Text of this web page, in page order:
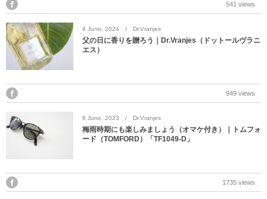
541 views
4 June 2024 Dr.Vranjes
父の日に香りを贈ろう｜Dr.Vranjes（ドットールヴラニ
エス）
949 views
8 June 2023 Dr.Vranjes
梅雨時期にも楽しみましょう（オマケ付き）｜トムフォ
ード（TOMFORD）「TF1049-D」
1735 views
GUCCI
JACQUES MARIE MAGE
MYKITA
OAKLEY
Ray Ban